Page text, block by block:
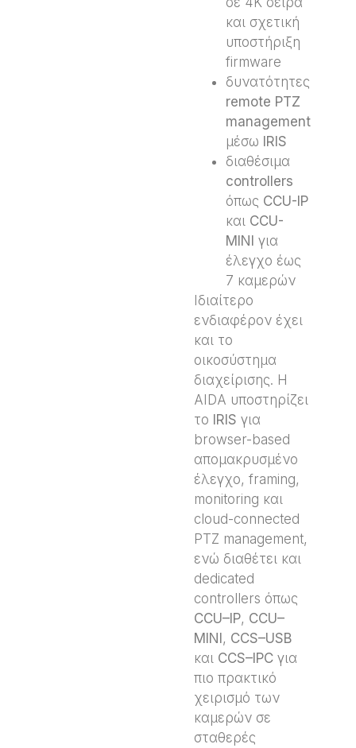
και σχετική
υποστήριξη
firmware
δυνατότητες
remote PTZ
management
μέσω IRIS
διαθέσιμα
controllers
όπως CCU-IP
και CCU-
MINI για
έλεγχο έως
7 καμερών
Ιδιαίτερο
ενδιαφέρον έχει
και το
οικοσύστημα
διαχείρισης. Η
AIDA υποστηρίζει
το IRIS για
browser-based
απομακρυσμένο
έλεγχο, framing,
monitoring και
cloud-connected
PTZ management,
ενώ διαθέτει και
dedicated
controllers όπως
CCU–IP, CCU–
MINI, CCS–USB
και CCS–IPC για
πιο πρακτικό
χειρισμό των
καμερών σε
σταθερές